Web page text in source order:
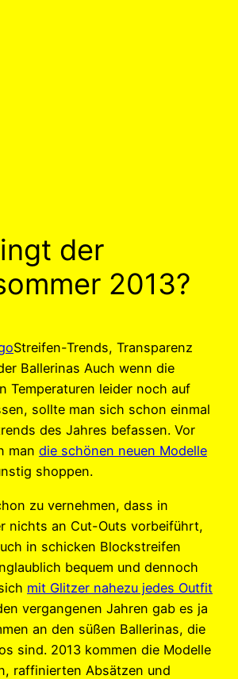
der
2013?
Streifen-Trends, Transparenz
Ballerinas Auch wenn die
Temperaturen leider noch auf
sollte man sich schon einmal
des Jahres befassen. Vor
man die schönen neuen Modelle
shoppen.
zu vernehmen, dass in
nichts an Cut-Outs vorbeiführt,
in schicken Blockstreifen
bequem und dennoch
mit Glitzer nahezu jedes Outfit
vergangenen Jahren gab es ja
an den süßen Ballerinas, die
sind. 2013 kommen die Modelle
raffinierten Absätzen und